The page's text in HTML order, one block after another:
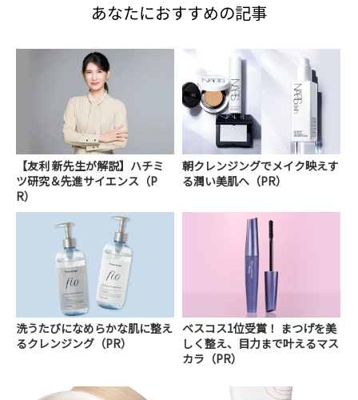
あなたにおすすめの記事
【友利 新先生が解説】ハチミ
ツ研究＆先進サイエンス（P
R）
朝クレンジングでメイク映えす
る潤い美肌へ（PR）
洗うたびになめらかな肌に整え
るクレンジング（PR）
ベスコス1位受賞！ まつげを美
しく整え、目力まで叶えるマス
カラ（PR）